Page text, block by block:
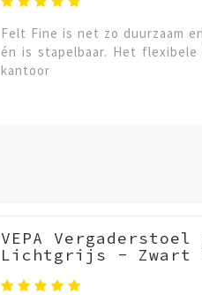
Felt Fine is net zo duurzaam
én is stapelbaar. Het
kantoor
VEPA
Lichtgrijs - Zwart